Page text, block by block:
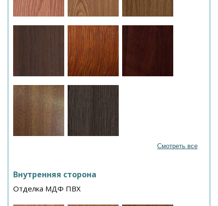
Смотреть все
Внутренняя сторона
Отделка МДФ ПВХ